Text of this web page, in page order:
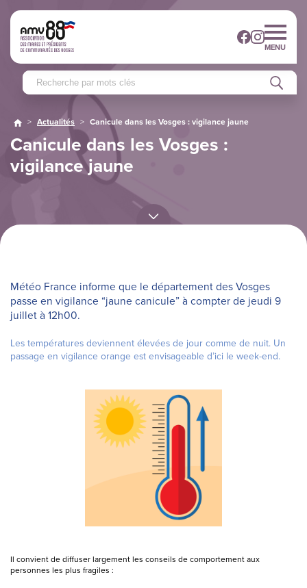
MENU
> Actualités > Canicule dans les Vosges : vigilance jaune
Canicule dans les Vosges :
vigilance jaune
Météo France informe que le département des Vosges
passe en vigilance “jaune canicule” à compter de jeudi 9
juillet à 12h00.
Les températures deviennent élevées de jour comme de nuit. Un
passage en vigilance orange est envisageable d’ici le week-end.
Il convient de diffuser largement les conseils de comportement aux
personnes les plus fragiles :